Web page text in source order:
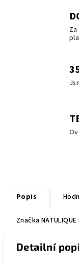
Popis
Značka
Detailní